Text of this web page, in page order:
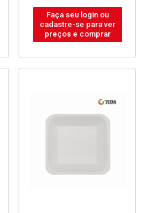
Faça seu login ou
cadastre-se para ver
preços e comprar